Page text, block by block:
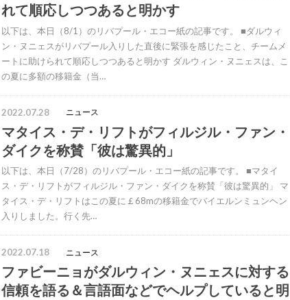
れて順応しつつあると明かす
以下は、本日（8/1）のリバプール・エコー紙の記事です。 ■ダルウィ
ン・ヌニェスがリバプール入りした直後に緊張を感じたこと、チームメ
ートに助けられて順応しつつあると明かす ダルウィン・ヌニェスは、こ
の夏に多額の移籍金（当…
2022.07.28 ニュース
マタイス・デ・リフトがフィルジル・ファン・
ダイクを称賛「彼は驚異的」
以下は、本日（7/28）のリバプール・エコー紙の記事です。 ■マタイ
ス・デ・リフトがフィルジル・ファン・ダイクを称賛「彼は驚異的」 マ
タイス・デ・リフトはこの夏に￡68mの移籍金でバイエルンミュンヘン
入りしました。行く先…
2022.07.18 ニュース
ファビーニョがダルウィン・ヌニェスに対する
信頼を語る＆言語面などでヘルプしていると明